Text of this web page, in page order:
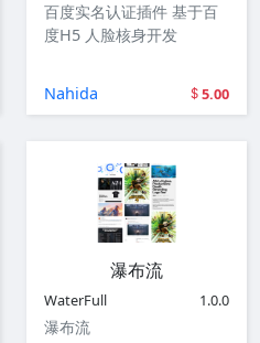
百度实名认证插件 基于百
度H5 人脸核身开发
Nahida 5.00
瀑布流
WaterFull 1.0.0
瀑布流